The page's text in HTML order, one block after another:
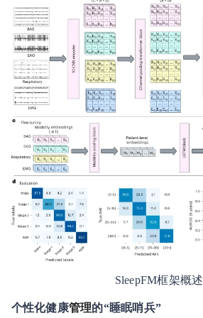
SleepFM框架概述
个性化健康管理的“睡眠哨兵”